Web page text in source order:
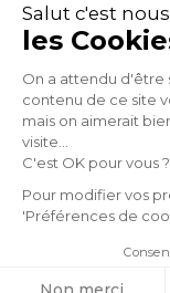
Salut c'est
les
On a attendu d'être
contenu de ce site
mais on aimerait
visite...
C'est OK pour vous ?
Pour modifier vos
'Préférences de